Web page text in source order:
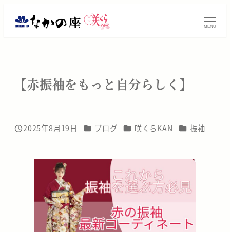
振
ン
ル・
MENU
【赤振袖をもっと自分らしく】
投稿日
2025年8月19日 カテゴリー
ブログ カテゴリー
咲くらKAN カテゴリー
振袖